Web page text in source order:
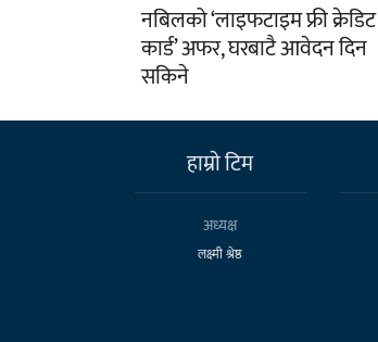
नबिलको ‘लाइफटाइम फ्री क्रेडिट
कार्ड’ अफर, घरबाटै आवेदन दिन
सकिने
हाम्राे टिम
अध्यक्ष
लक्ष्मी श्रेष्ठ